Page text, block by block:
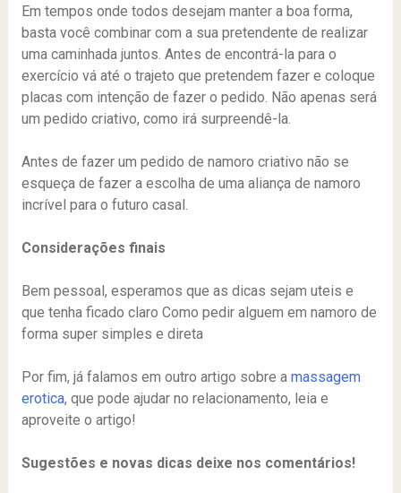
Em tempos onde todos desejam manter a boa forma,
basta você combinar com a sua pretendente de realizar
uma caminhada juntos. Antes de encontrá-la para o
exercício vá até o trajeto que pretendem fazer e coloque
placas com intenção de fazer o pedido. Não apenas será
um pedido criativo, como irá surpreendê-la.
Antes de fazer um pedido de namoro criativo não se
esqueça de fazer a escolha de uma aliança de namoro
incrível para o futuro casal.
Considerações finais
Bem pessoal, esperamos que as dicas sejam uteis e
que tenha ficado claro Como pedir alguem em namoro de
forma super simples e direta
Por fim, já falamos em outro artigo sobre a massagem
erotica, que pode ajudar no relacionamento, leia e
aproveite o artigo!
Sugestões e novas dicas deixe nos comentários!